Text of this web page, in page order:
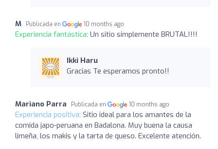
M Publicada en 10 months ago
Experiencia fantástica: Un sitio simplemente BRUTAL!!!!
Ikki Haru
Gracias Te esperamos pronto!!
Mariano Parra Publicada en 10 months ago
Experiencia positiva: Sitio ideal para los amantes de la
comida japo-peruana en Badalona. Muy buena la causa
limeña, los makis y la tarta de queso. Excelente atención.